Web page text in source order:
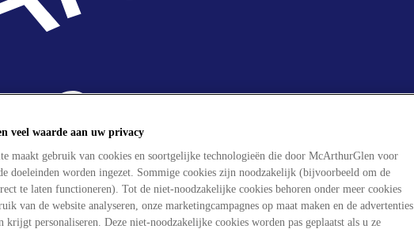
veel waarde aan uw privacy
maakt gebruik van cookies en soortgelijke technologieën die door McArthurGlen voor
doeleinden worden ingezet. Sommige cookies zijn noodzakelijk (bijvoorbeeld om de
te laten functioneren). Tot de niet-noodzakelijke cookies behoren onder meer cookies
van de website analyseren, onze marketingcampagnes op maat maken en de advertenties
krijgt personaliseren. Deze niet-noodzakelijke cookies worden pas geplaatst als u ze